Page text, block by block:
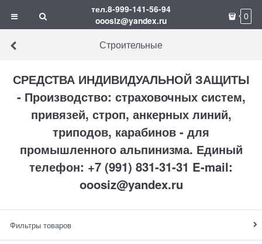
тел.8-999-141-56-94
ooosiz@yandex.ru
0
Строительные
СРЕДСТВА ИНДИВИДУАЛЬНОЙ ЗАЩИТЫ
- Производство: страховочных систем,
привязей, строп, анкерных линий,
триподов, карабинов - для
промышленного альпинизма. Единый
телефон: +7 (991) 831-31-31 E-mail:
ooosiz@yandex.ru
Фильтры товаров